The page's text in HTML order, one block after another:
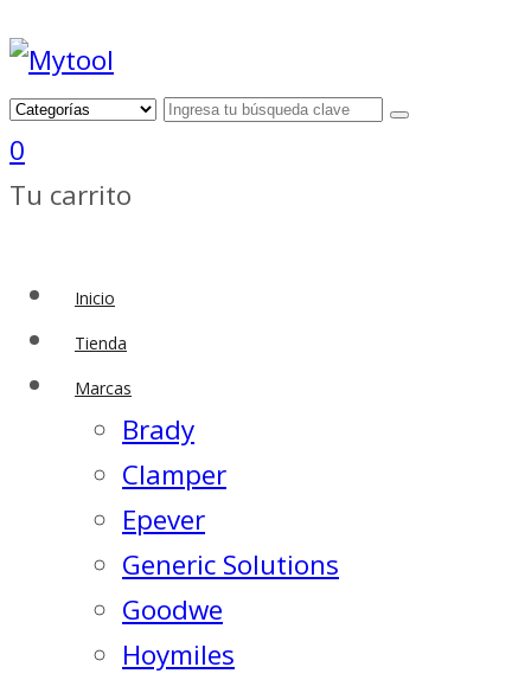
0
Tu carrito
Inicio
Tienda
Marcas
Brady
Clamper
Epever
Generic Solutions
Goodwe
Hoymiles